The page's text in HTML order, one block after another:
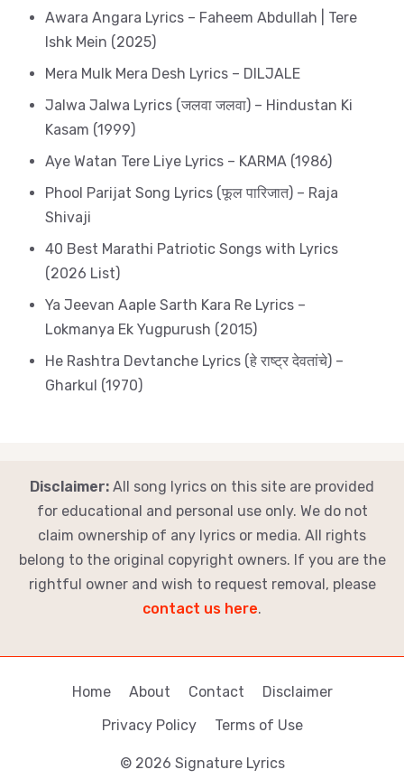
Awara Angara Lyrics – Faheem Abdullah | Tere
Ishk Mein (2025)
Mera Mulk Mera Desh Lyrics – DILJALE
Jalwa Jalwa Lyrics (जलवा जलवा) – Hindustan Ki
Kasam (1999)
Aye Watan Tere Liye Lyrics – KARMA (1986)
Phool Parijat Song Lyrics (फूल पारिजात) – Raja
Shivaji
40 Best Marathi Patriotic Songs with Lyrics
(2026 List)
Ya Jeevan Aaple Sarth Kara Re Lyrics –
Lokmanya Ek Yugpurush (2015)
He Rashtra Devtanche Lyrics (हे राष्ट्र देवतांचे) –
Gharkul (1970)
Disclaimer: All song lyrics on this site are provided
for educational and personal use only. We do not
claim ownership of any lyrics or media. All rights
belong to the original copyright owners. If you are the
rightful owner and wish to request removal, please
contact us here.
Home About Contact
Disclaimer
Privacy Policy
Terms of Use
© 2026 Signature Lyrics